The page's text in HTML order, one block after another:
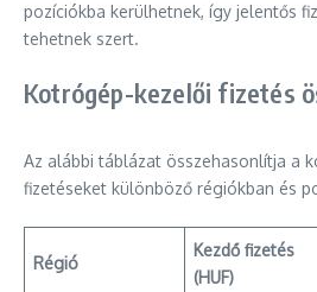
pozíciókba kerülhetnek, így jelentős
tehetnek szert.
Kotrógép-kezelői fizetés
Az alábbi táblázat összehasonlítja a
fizetéseket különböző régiókban és
Régió
Kezdő fizetés
(HUF)